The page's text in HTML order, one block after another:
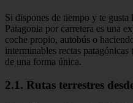
Si dispones de tiempo y te
Patagonia por carretera es una
coche propio, autobús o
interminables rectas
de una forma única.
2.1. Rutas terrestres